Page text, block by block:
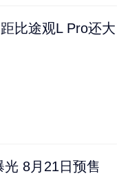
比途观L Pro还大
8月21日预售